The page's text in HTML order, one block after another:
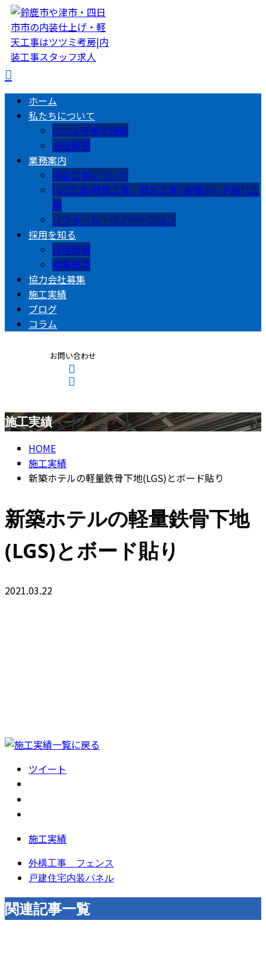
ホーム
私たちについて
ツツミ考房の特徴
会社概要
業務案内
内装工事について
LGS工事(軽鉄工事、軽天工事) 各種ボード貼り工
事
リフォーム・リノベーション
採用を知る
採用情報
募集要項
協力会社募集
施工実績
ブログ
コラム
お問い合わせ
ENTRY
CONTACT
施工実績
HOME
施工実績
新築ホテルの軽量鉄骨下地(LGS)とボード貼り
新築ホテルの軽量鉄骨下地
(LGS)とボード貼り
2021.03.22
ツイート
施工実績
外構工事 フェンス
戸建住宅内装パネル
関連記事一覧